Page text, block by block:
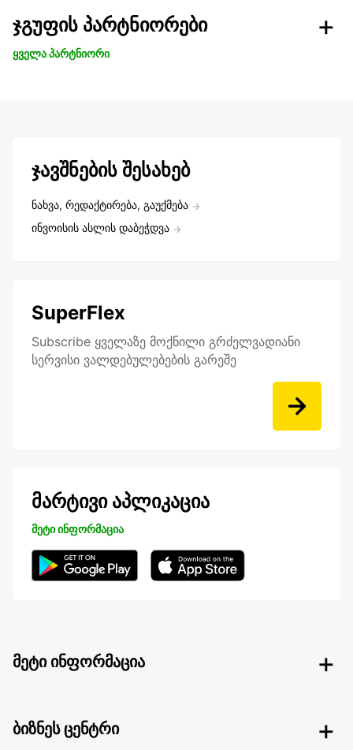
ჯგუფის პარტნიორები
ყველა პარტნიორი
ჯავშნების შესახებ
ნახვა, რედაქტირება, გაუქმება
ინვოისის ასლის დაბეჭდვა
SuperFlex
Subscribe ყველაზე მოქნილი გრძელვადიანი
სერვისი ვალდებულებების გარეშე
მარტივი აპლიკაცია
მეტი ინფორმაცია
მეტი ინფორმაცია
ბიზნეს ცენტრი